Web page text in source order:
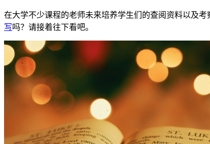
在大学不少课程的老师未来培养学生们的查阅资料以及
写吗？请接着往下看吧。